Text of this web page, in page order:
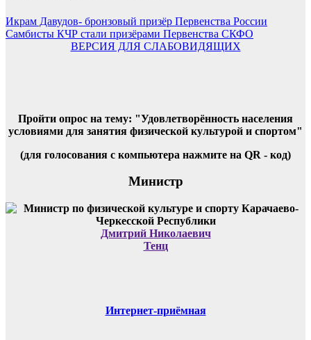
Икрам Давудов- бронзовый призёр Первенства России
Самбисты КЧР стали призёрами Первенства СКФО
ВЕРСИЯ ДЛЯ СЛАБОВИДЯЩИХ
Пройти опрос на тему: "Удовлетворённость населения
условиями для занятия физической культурой и спортом"
(для голосования с компьютера нажмите на QR - код)
Министр
Дмитрий Николаевич
Тенц
Интернет-приёмная